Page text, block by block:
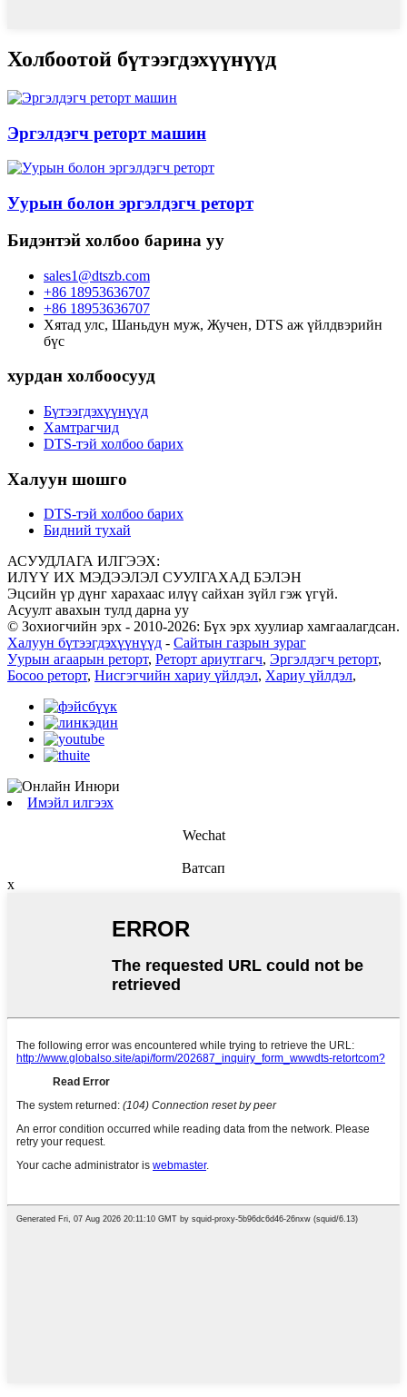
Холбоотой бүтээгдэхүүнүүд
Эргэлдэгч реторт машин
Уурын болон эргэлдэгч реторт
Бидэнтэй холбоо барина уу
sales1@dtszb.com
+86 18953636707
+86 18953636707
Хятад улс, Шаньдун муж, Жучен, DTS аж үйлдвэрийн
бүс
хурдан холбоосууд
Бүтээгдэхүүнүүд
Хамтрагчид
DTS-тэй холбоо барих
Халуун шошго
DTS-тэй холбоо барих
Бидний тухай
АСУУДЛАГА ИЛГЭЭХ:
ИЛҮҮ ИХ МЭДЭЭЛЭЛ СУУЛГАХАД БЭЛЭН
Эцсийн үр дүнг харахаас илүү сайхан зүйл гэж үгүй.
Асуулт авахын тулд дарна уу
© Зохиогчийн эрх - 2010-2026: Бүх эрх хуулиар хамгаалагдсан.
Халуун бүтээгдэхүүнүүд - Сайтын газрын зураг
Уурын агаарын реторт, Реторт ариутгагч, Эргэлдэгч реторт,
Босоо реторт, Нисгэгчийн хариу үйлдэл, Хариу үйлдэл,
Имэйл илгээх
Wechat
Ватсап
x